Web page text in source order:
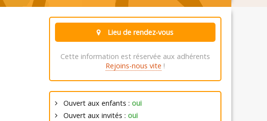
Lieu de rendez-vous
Cette information est réservée aux adhérents
Rejoins-nous vite !
Ouvert aux enfants : oui
Ouvert aux invités : oui